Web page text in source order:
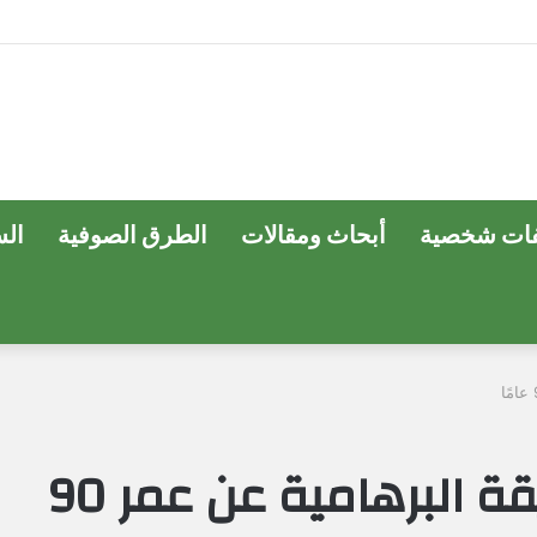
شخصية أبحاث ومقالات الطرق الصوفية
مصر- وفاة شيخ الطريقة البرهامية عن عمر 90